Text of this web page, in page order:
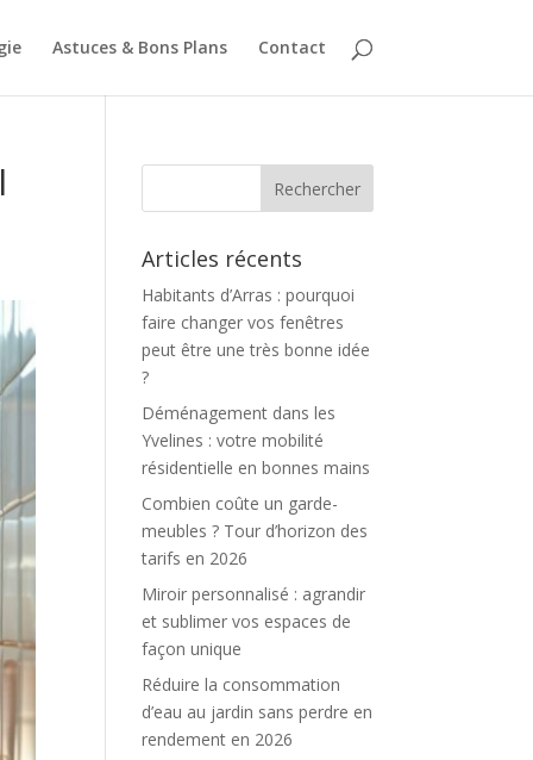
Astuces & Bons Plans Contact
Articles récents
Habitants d’Arras : pourquoi
faire changer vos fenêtres
peut être une très bonne idée
?
Déménagement dans les
Yvelines : votre mobilité
résidentielle en bonnes mains
Combien coûte un garde-
meubles ? Tour d’horizon des
tarifs en 2026
Miroir personnalisé : agrandir
et sublimer vos espaces de
façon unique
Réduire la consommation
d’eau au jardin sans perdre en
rendement en 2026